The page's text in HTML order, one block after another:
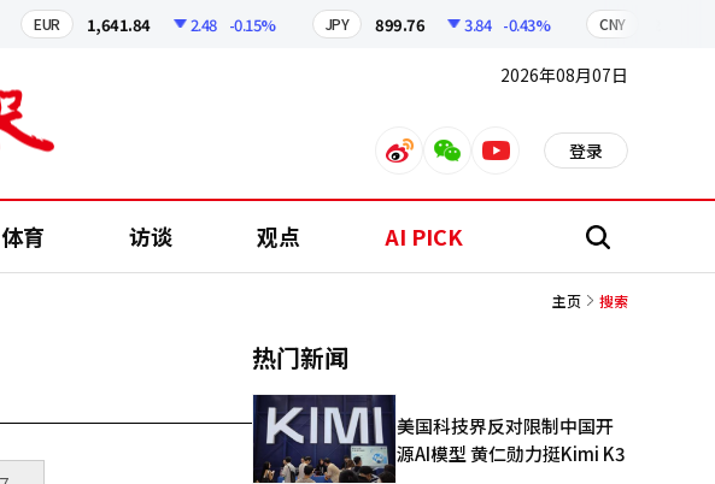
EUR 1,641.84 2.48 -0.15% JPY 899.76 3.84 -0.43% CNY
2026年08月07日
weiboweixinyoutube 登录
体育 访谈 观点 AI PICK 搜
主页 搜索
热门新闻
美国科技界反对限制中国开
源AI模型 黄仁勋力挺Kimi K3